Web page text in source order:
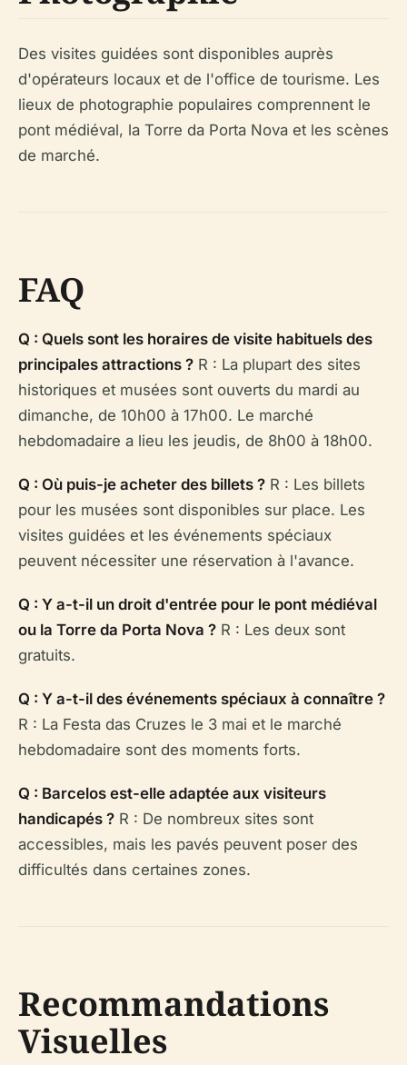
Des visites guidées sont disponibles auprès
d'opérateurs locaux et de l'office de tourisme. Les
lieux de photographie populaires comprennent le
pont médiéval, la Torre da Porta Nova et les scènes
de marché.
FAQ
Q : Quels sont les horaires de visite habituels des
principales attractions ? R : La plupart des sites
historiques et musées sont ouverts du mardi au
dimanche, de 10h00 à 17h00. Le marché
hebdomadaire a lieu les jeudis, de 8h00 à 18h00.
Q : Où puis-je acheter des billets ? R : Les billets
pour les musées sont disponibles sur place. Les
visites guidées et les événements spéciaux
peuvent nécessiter une réservation à l'avance.
Q : Y a-t-il un droit d'entrée pour le pont médiéval
ou la Torre da Porta Nova ? R : Les deux sont
gratuits.
Q : Y a-t-il des événements spéciaux à connaître ?
R : La Festa das Cruzes le 3 mai et le marché
hebdomadaire sont des moments forts.
Q : Barcelos est-elle adaptée aux visiteurs
handicapés ? R : De nombreux sites sont
accessibles, mais les pavés peuvent poser des
difficultés dans certaines zones.
Recommandations
Visuelles